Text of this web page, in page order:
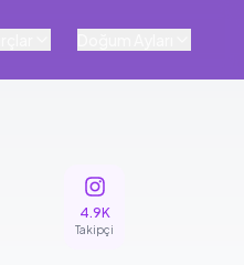
4.9K
Takipçi